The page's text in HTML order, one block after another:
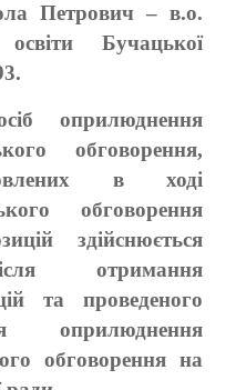
Петрович – в.о.
Бучацької
оприлюднення
обговорення,
в ході
обговорення
здійснюється
отримання
та проведеного
оприлюднення
обговорення на